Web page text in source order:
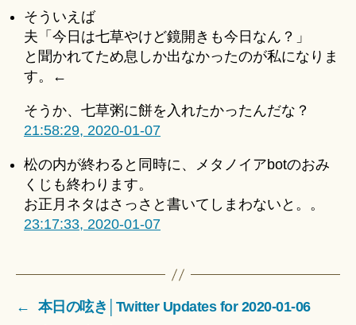
そういえば
夫「今日は七草やけど鏡開きも今日なん？」
と聞かれてため息しか出なかったのが私になりま
す。←
そうか、七草粥に餅を入れたかったんだな？
21:58:29, 2020-01-07
松の内が終わると同時に、メタノイアbotのおみ
くじも終わります。
お正月ネタはさっさと書いてしまわないと。。
23:17:33, 2020-01-07
←
本日の呟き│Twitter Updates for 2020-01-06